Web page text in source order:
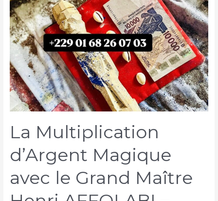
La Multiplication
d’Argent Magique
avec le Grand Maître